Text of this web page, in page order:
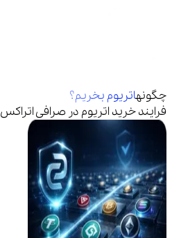
چگونهاتریوم بخریم؟
فرایند خرید اتریوم در صرافی اتراکس